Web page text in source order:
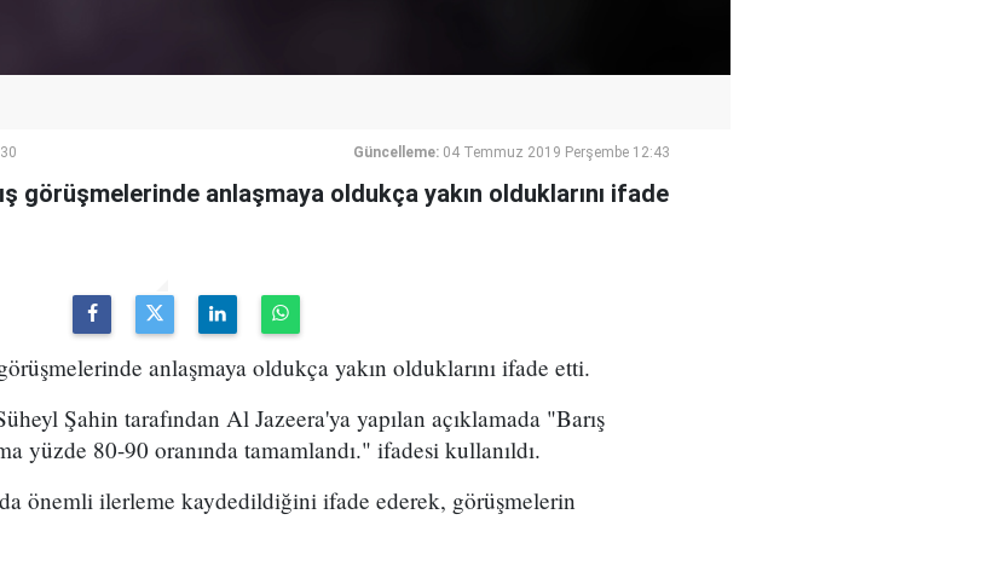
Güncelleme: 04 Temmuz 2019 Perşembe 12:43
görüşmelerinde anlaşmaya oldukça yakın olduklarını ifade
anlaşmaya oldukça yakın olduklarını ifade etti.
Şahin tarafından Al Jazeera'ya yapılan açıklamada "Barış
yüzde 80-90 oranında tamamlandı." ifadesi kullanıldı.
önemli ilerleme kaydedildiğini ifade ederek, görüşmelerin